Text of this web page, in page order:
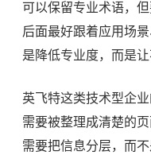
可以保留专业术语，
后面最好跟着应用场
是降低专业度，而是
英飞特这类技术型企
需要被整理成清楚的
需要把信息分层，而